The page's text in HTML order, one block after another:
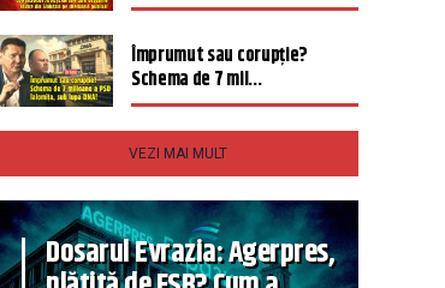
Împrumut sau corupție?
Schema de 7 mil...
VEZI MAI MULT
Dosarul Evrazia: Agerpres,